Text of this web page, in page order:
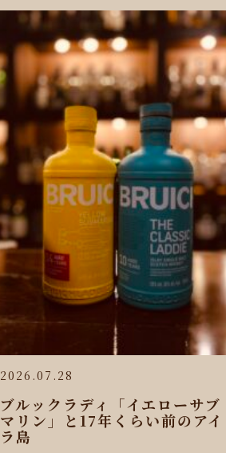
2026.07.28
ブルックラディ「イエローサブ
マリン」と17年くらい前のアイ
ラ島